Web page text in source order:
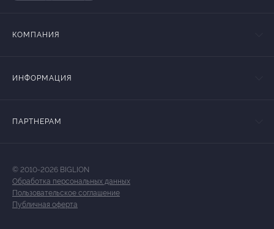
КОМПАНИЯ
ИНФОРМАЦИЯ
ПАРТНЕРАМ
© 2010-2026 BIGLION
Обработка персональных данных
Пользовательское соглашение
Публичная оферта